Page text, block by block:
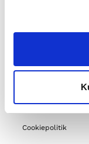
Pohjoismainen
Muita
Tule meille
Cookiepolitik